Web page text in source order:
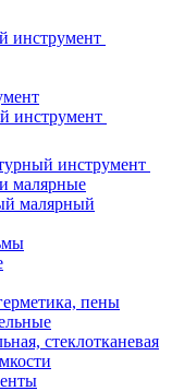
инструмент
инструмент
инструмент
малярные
малярный
пены
стеклотканевая